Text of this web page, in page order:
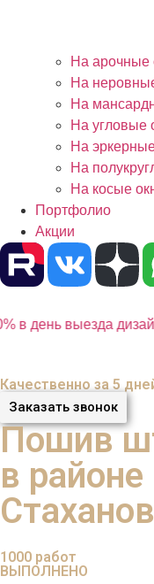
На арочные
На
На
На угловые
На
На
На косые
Портфолио
Акции
в день выезда
Качественно за 5
Заказать звонок
Пошив
в
1000 работ
ВЫПОЛНЕНО